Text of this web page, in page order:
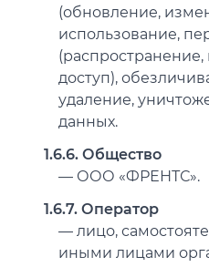
(обновление,
использование,
доступ),
удаление,
данных.
1.6.6. Общество
— ООО «ФРЕНТС».
1.6.7. Оператор
— лицо,
иными лицами